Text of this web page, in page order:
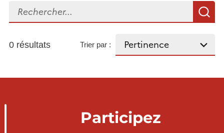
Rechercher...
0 résultats Trier par :
Participez